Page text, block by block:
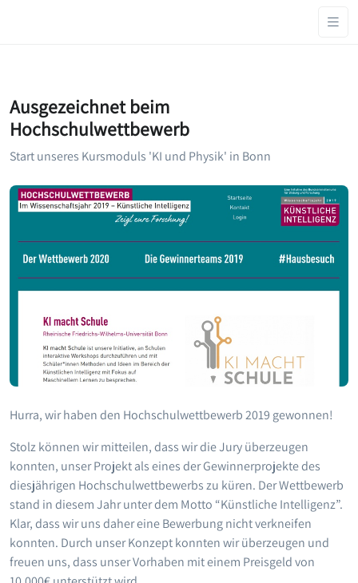
Ausgezeichnet beim
Hochschulwettbewerb
Start unseres Kursmoduls 'KI und Physik' in Bonn
Hurra, wir haben den Hochschulwettbewerb 2019 gewonnen!
Stolz können wir mitteilen, dass wir die Jury überzeugen
konnten, unser Projekt als eines der Gewinnerprojekte des
diesjährigen Hochschulwettbewerbs zu küren. Der Wettbewerb
stand in diesem Jahr unter dem Motto “Künstliche Intelligenz”.
Klar, dass wir uns daher eine Bewerbung nicht verkneifen
konnten. Durch unser Konzept konnten wir überzeugen und
freuen uns, dass unser Vorhaben mit einem Preisgeld von